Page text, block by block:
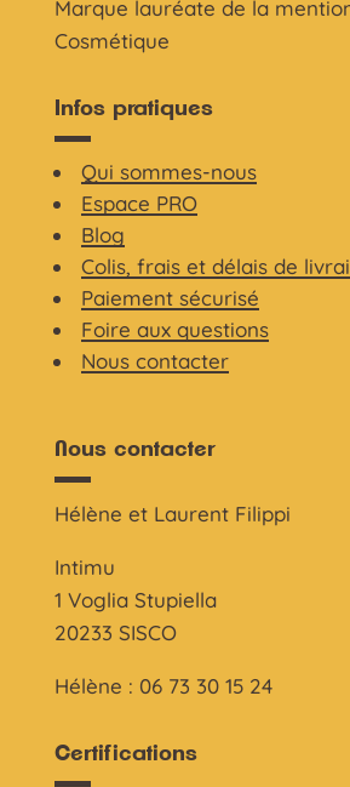
Marque lauréate de la
Cosmétique
Infos pratiques
Qui sommes-nous
Espace PRO
Blog
Colis, frais et délais de
Paiement sécurisé
Foire aux questions
Nous contacter
Nous contacter
Hélène et Laurent Filippi
Intimu
1 Voglia Stupiella
20233 SISCO
Hélène : 06 73 30 15 24
Certifications